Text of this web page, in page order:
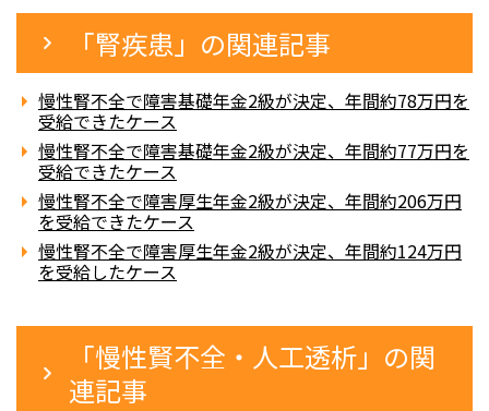
「腎疾患」の関連記事
慢性腎不全で障害基礎年金2級が決定、年間約78万円を
受給できたケース
慢性腎不全で障害基礎年金2級が決定、年間約77万円を
受給できたケース
慢性腎不全で障害厚生年金2級が決定、年間約206万円
を受給できたケース
慢性腎不全で障害厚生年金2級が決定、年間約124万円
を受給したケース
「慢性賢不全・人工透析」の関
連記事